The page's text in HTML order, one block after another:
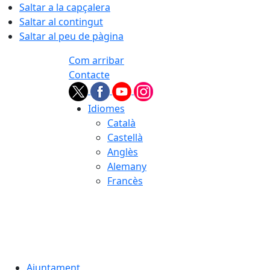
Saltar a la capçalera
Saltar al contingut
Saltar al peu de pàgina
Com arribar
Contacte
Idiomes
Català
Castellà
Anglès
Alemany
Francès